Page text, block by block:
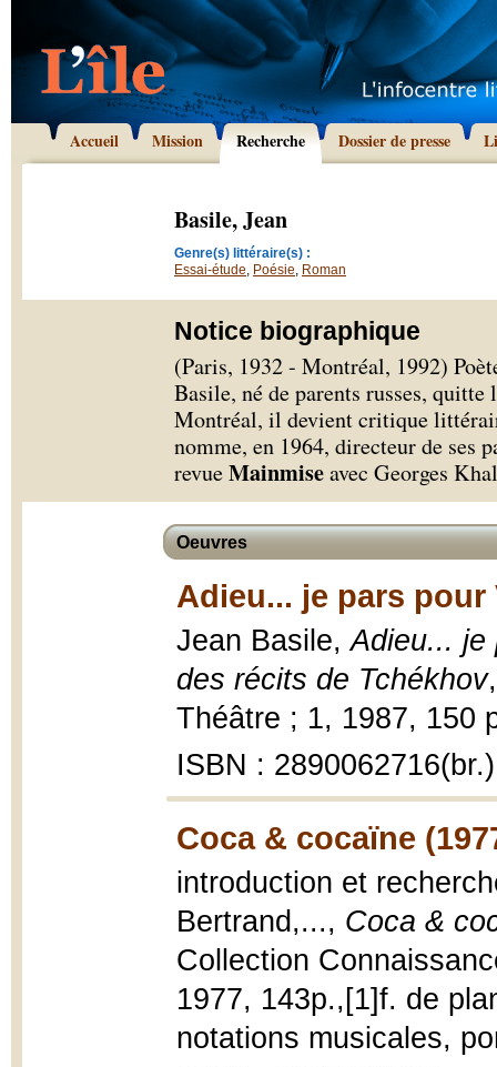
Accueil Mission Recherche Dossier de presse
Basile, Jean
Genre(s) littéraire(s) :
Essai-étude, Poésie, Roman
Notice biographique
(Paris, 1932 - Montréal, 1992)
Basile, né de parents russes,
Montréal, il devient critique
nomme, en 1964, directeur de ses
revueMainmiseavec Georges
Oeuvres
Adieu... je pars pour
Jean Basile,Adieu... je
des récits de Tchékhov
Théâtre ; 1, 1987, 150
ISBN : 2890062716(br.)
Coca & cocaïne
introduction et
Bertrand,..., Coca &
Collection
1977, 143p.,[1]f. de
notations musicales,